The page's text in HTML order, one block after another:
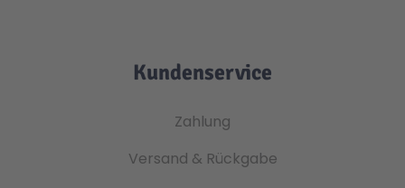
Kundenservice
Zahlung
Versand & Rückgabe